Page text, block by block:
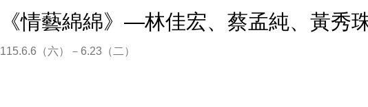
《情藝綿綿》—林佳宏、蔡孟純、黃秀
115.6.6（六）－6.23（二）